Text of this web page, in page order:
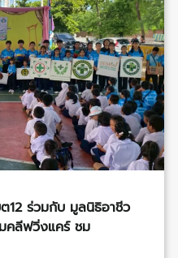
12 ร่วมกับ มูลนิธิอาชีว
มคลีฟวิ่งแคร์ ชม